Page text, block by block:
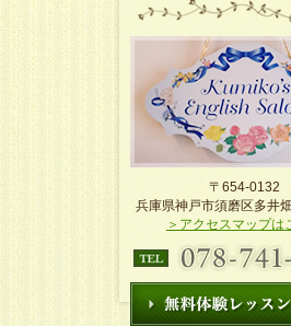
〒654-0132
兵庫県神戸市須磨区多井
＞アクセスマップは